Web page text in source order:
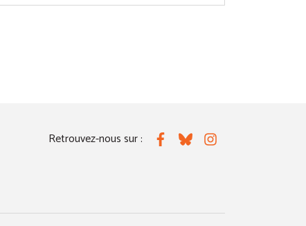
Retrouvez-nous sur : FacebookBlueskyInstagram